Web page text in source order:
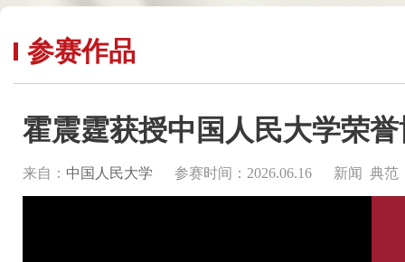
参赛作品
霍震霆获授中国人民大学荣
来自： 中国人民大学 参赛时间：2026.06.16 新闻 典范